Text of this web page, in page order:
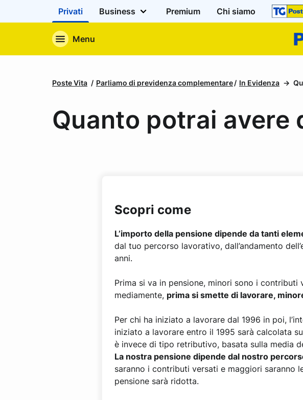
Privati Business Premium Chi siamo
Menu
Poste Vita Parliamo di previdenza complementare In Evidenza
Quanto potrai avere
Scopri come
L’importo della pensione dipende da tanti
dal tuo percorso lavorativo, dall’andamento
anni.
Prima si va in pensione, minori sono i
mediamente, prima si smette di lavorare,
Per chi ha iniziato a lavorare dal 1996 in poi,
iniziato a lavorare entro il 1995 sarà calcolata
è invece di tipo retributivo, basata sulla media
La nostra pensione dipende dal nostro
saranno i contributi versati e maggiori saranno
pensione sarà ridotta.